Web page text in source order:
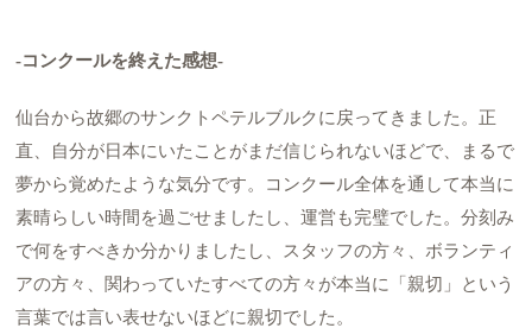
-コンクールを終えた感想-
仙台から故郷のサンクトペテルブルクに戻ってきました。正
直、自分が日本にいたことがまだ信じられないほどで、まるで
夢から覚めたような気分です。コンクール全体を通して本当に
素晴らしい時間を過ごせましたし、運営も完璧でした。分刻み
で何をすべきか分かりましたし、スタッフの方々、ボランティ
アの方々、関わっていたすべての方々が本当に「親切」という
言葉では言い表せないほどに親切でした。